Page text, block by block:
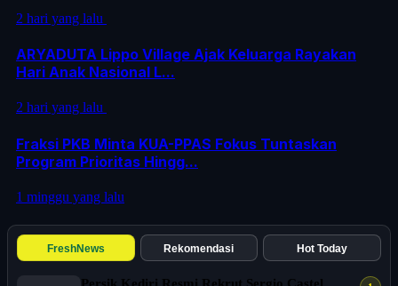
2 hari yang lalu
ARYADUTA Lippo Village Ajak Keluarga Rayakan
Hari Anak Nasional L...
2 hari yang lalu
Fraksi PKB Minta KUA-PPAS Fokus Tuntaskan
Program Prioritas Hingg...
1 minggu yang lalu
FreshNews Rekomendasi Hot Today